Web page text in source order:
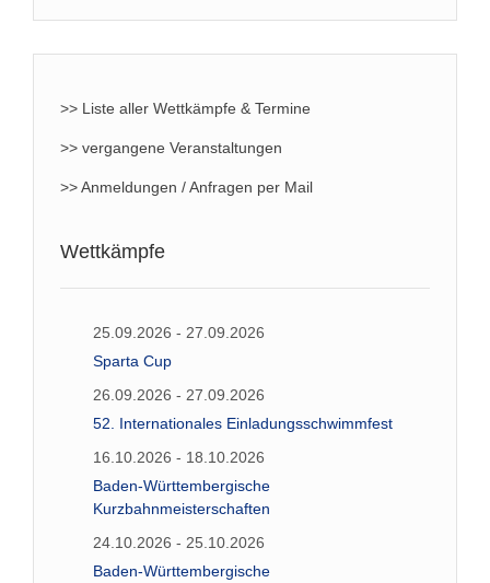
>> Liste aller Wettkämpfe & Termine
>> vergangene Veranstaltungen
>> Anmeldungen / Anfragen per Mail
Wettkämpfe
25.09.2026 - 27.09.2026
Sparta Cup
26.09.2026 - 27.09.2026
52. Internationales Einladungsschwimmfest
16.10.2026 - 18.10.2026
Baden-Württembergische
Kurzbahnmeisterschaften
24.10.2026 - 25.10.2026
Baden-Württembergische